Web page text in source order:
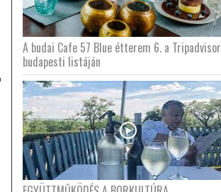
A budai Cafe 57 Blue étterem 6. a Tripadvisor
budapesti listáján